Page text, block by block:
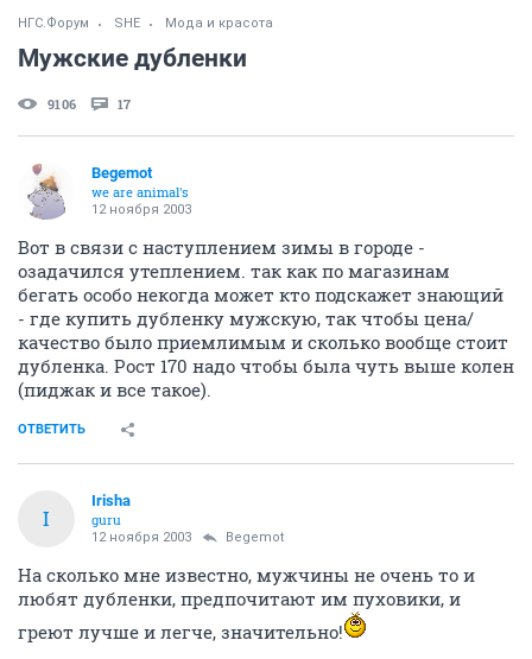
НГС.Форум SHE Мода и красота
Мужские дубленки
9106 17
Begemot
we are animal's
12 ноября 2003
Вот в связи с наступлением зимы в городе -
озадачился утеплением. так как по магазинам
бегать особо некогда может кто подскажет знающий
- где купить дубленку мужскую, так чтобы цена/
качество было приемлимым и сколько вообще стоит
дубленка. Рост 170 надо чтобы была чуть выше колен
(пиджак и все такое).
ОТВЕТИТЬ
I
Irisha
guru
12 ноября 2003 Begemot
На сколько мне известно, мужчины не очень то и
любят дубленки, предпочитают им пуховики, и
греют лучше и легче, значительно!